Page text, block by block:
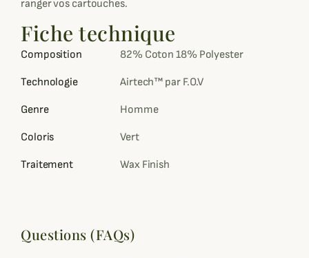
ranger vos cartouches.
Fiche technique
Composition 82% Coton 18% Polyester
Technologie Airtech™ par F.O.V
Genre Homme
Coloris Vert
Traitement Wax Finish
Questions (FAQs)